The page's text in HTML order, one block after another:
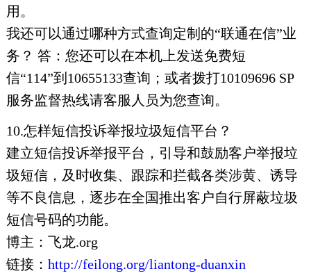
用。
我还可以通过哪种方式查询定制的“联通在信”业
务？ 答：您还可以在本机上发送免费短
信“114”到10655133查询；或者拨打10109696 SP
服务监督热线请客服人员为您查询。
10.怎样短信投诉举报垃圾短信平台？
建立短信投诉举报平台，引导和鼓励客户举报垃
圾短信，及时收集、跟踪和拦截各类涉黄、诱导
等不良信息，逐步在全国推出客户自行屏蔽垃圾
短信号码的功能。
博主：飞龙.org
链接： http://feilong.org/liantong-duanxin